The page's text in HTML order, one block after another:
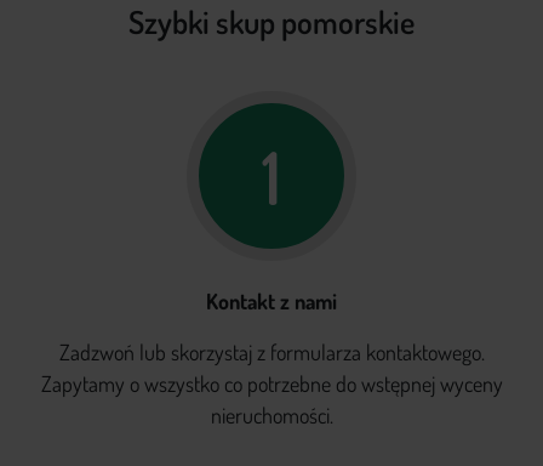
Szybki skup pomorskie
1
Kontakt z nami
Zadzwoń lub skorzystaj z formularza kontaktowego.
Zapytamy o wszystko co potrzebne do wstępnej wyceny
nieruchomości.